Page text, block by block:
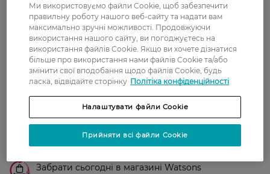
З 0 відгуків
Доставка
Нова пошта
У відділення Нової пошти - 99 грн,
безкоштовно від 699 грн
Укрпошта
Вартість доставки - 79 грн, безкоштовна
доставка від - 599 грн
Забрати сьогодні в магазині Watsons
Ми використовуємо файли Cookie, щоб забезпечити
правильну роботу нашого веб-сайту та надати вам
максимально зручні можливості. Продовжуючи
використання нашого сайту, ви погоджуєтесь на
використання файлів Cookie. Якщо ви хочете дізнатися
більше про використання нами файлів Cookie та/або
змінити свої вподобання щодо файлів Cookie, будь
ласка, відвідайте сторінку Політіка конфіденційності
Налаштувати файли Cookie
Прийняти всі файли Cookie